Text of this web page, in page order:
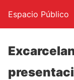
Espacio Público